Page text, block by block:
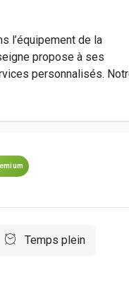
l’équipement de la
propose à ses
personnalisés.
Temps plein